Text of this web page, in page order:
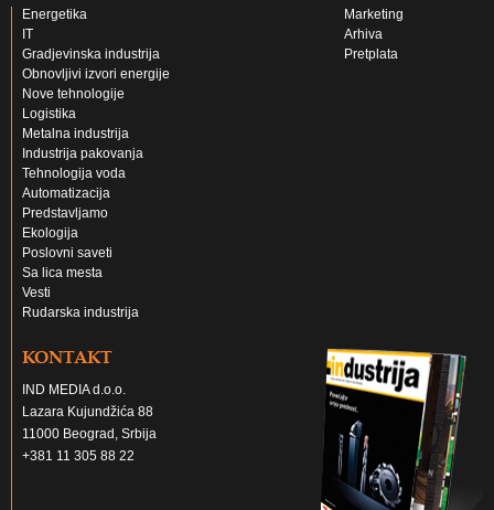
Energetika
IT
Gradjevinska industrija
Obnovljivi izvori energije
Nove tehnologije
Logistika
Metalna industrija
Industrija pakovanja
Tehnologija voda
Automatizacija
Predstavljamo
Ekologija
Poslovni saveti
Sa lica mesta
Vesti
Rudarska industrija
Marketing
Arhiva
Pretplata
KONTAKT
IND MEDIA d.o.o.
Lazara Kujundžića 88
11000 Beograd, Srbija
+381 11 305 88 22